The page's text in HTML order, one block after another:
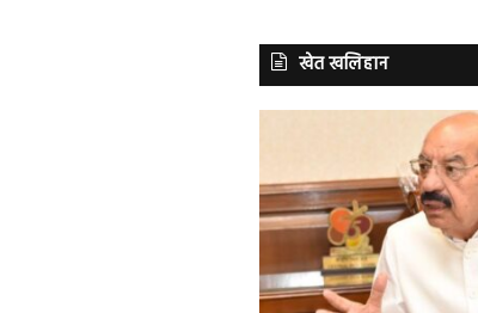
खेत खलिहान